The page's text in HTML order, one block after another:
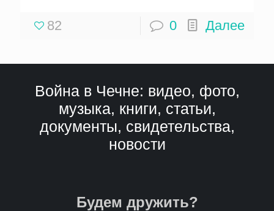
82 0 Далее
Война в Чечне: видео, фото,
музыка, книги, статьи,
документы, свидетельства,
новости
Будем дружить?